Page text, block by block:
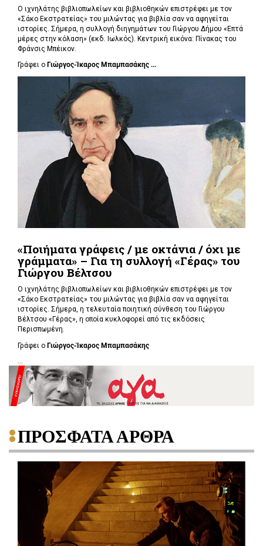
Ο ιχνηλάτης βιβλιοπωλείων και βιβλιοθηκών επιστρέφει με τον
«Σάκο Εκστρατείας» του μιλώντας για βιβλία σαν να αφηγείται
ιστορίες. Σήμερα, η συλλογή διηγημάτων του Γιώργου Δήμου «Επτά
μέρες στην κόλαση» (εκδ. Ιωλκός). Κεντρική εικόνα: Πίνακας του
Φράνσις Μπέικον.
Γράφει ο Γιώργος-Ίκαρος Μπαμπασάκης ...
«Ποιήματα γράφεις / με οκτάνια / όχι με
γράμματα» – Για τη συλλογή «Γέρας» του
Γιώργου Βέλτσου
Ο ιχνηλάτης βιβλιοπωλείων και βιβλιοθηκών επιστρέφει με τον
«Σάκο Εκστρατείας» του μιλώντας για βιβλία σαν να αφηγείται
ιστορίες. Σήμερα, η τελευταία ποιητική σύνθεση του Γιώργου
Βέλτσου «Γέρας», η οποία κυκλοφορεί από τις εκδόσεις
Περισπωμένη.
Γράφει ο Γιώργος-Ίκαρος Μπαμπασάκης
...
ΠΡΟΣΦΑΤΑ ΑΡΘΡΑ